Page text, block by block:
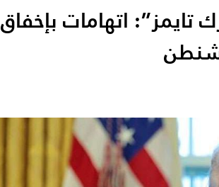
تايمز”: اتهامات بإخفاق